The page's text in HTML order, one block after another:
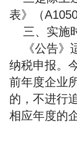
表》（
三、实施
《公告
纳税申报。
前年度企业
的，不进行
相应年度的